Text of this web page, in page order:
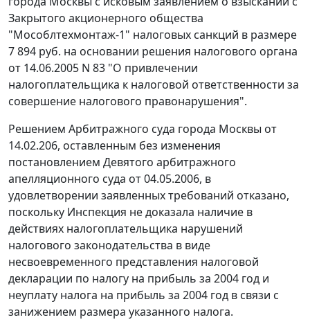
Закрытого акционерного общества
"Мособлтехмонтаж-1" налоговых санкций в размере
7 894 руб. на основании решения налогового органа
от 14.06.2005 N 83 "О привлечении
налогоплательщика к налоговой ответственности за
совершение налогового правонарушения".
Решением Арбитражного суда города Москвы от
14.02.206, оставленным без изменения
постановлением Девятого арбитражного
апелляционного суда от 04.05.2006, в
удовлетворении заявленных требований отказано,
поскольку Инспекция не доказала наличие в
действиях налогоплательщика нарушений
налогового законодательства в виде
несвоевременного представления налоговой
декларации по налогу на прибыль за 2004 год и
неуплату налога на прибыль за 2004 год в связи с
занижением размера указанного налога.